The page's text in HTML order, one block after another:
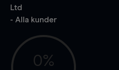
Ltd
- Alla kunder
0%